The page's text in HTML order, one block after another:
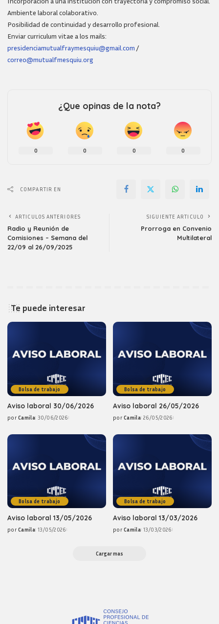
Ambiente laboral colaborativo.
Posibilidad de continuidad y desarrollo profesional.
Enviar curriculum vitae a los mails:
presidenciamutualfraymesquiu@gmail.com /
correo@mutualfmesquiu.org
¿Que opinas de la nota?
0 0 0 0
COMPARTIR EN
ARTICULOS ANTERIORES
Radio y Reunión de
Comisiones – Semana del
22/09 al 26/09/2025
SIGUIENTE ARTICULO
Prorroga en Convenio
Multilateral
Te puede interesar
Bolsa de trabajo
Aviso laboral 30/06/2026
Posted
por Camila 30/06/2026
Bolsa de trabajo
Aviso laboral 26/05/2026
Posted
por Camila 26/05/2026
Bolsa de trabajo
Aviso laboral 13/05/2026
Posted
por Camila 13/05/2026
Bolsa de trabajo
Aviso laboral 13/03/2026
Posted
por Camila 13/03/2026
Cargar mas